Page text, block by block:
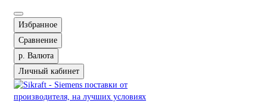
Избранное
Сравнение
р. Валюта
Личный кабинет